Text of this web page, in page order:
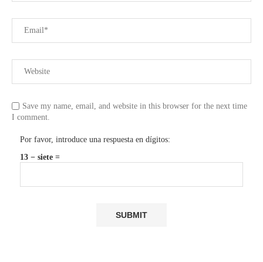
Save my name, email, and website in this browser for the next time
I comment.
Por favor, introduce una respuesta en dígitos:
13 − siete =